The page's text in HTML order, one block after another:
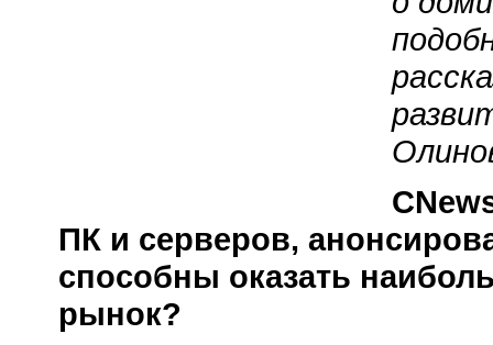
ПК и серверов,
способны оказать
рынок?